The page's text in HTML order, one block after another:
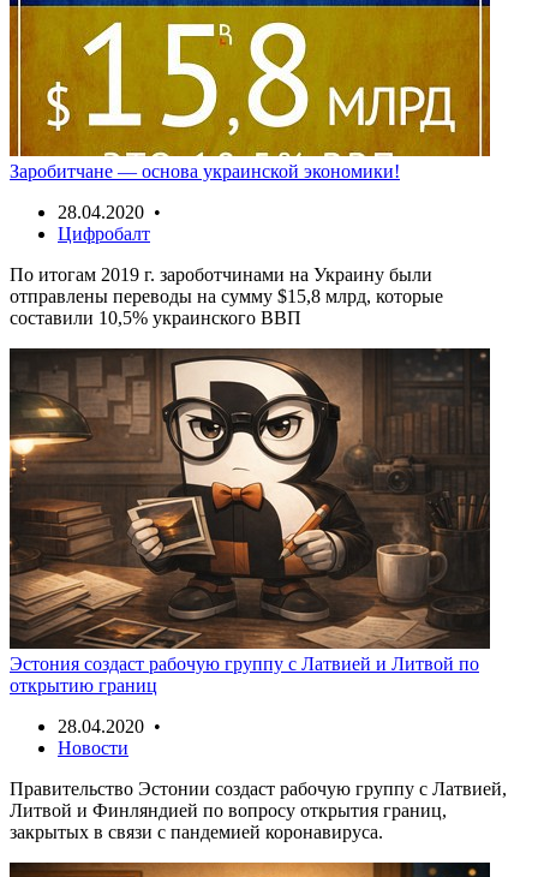
Заробитчане — основа украинской экономики!
28.04.2020 •
Цифробалт
По итогам 2019 г. зароботчинами на Украину были
отправлены переводы на сумму $15,8 млрд, которые
составили 10,5% украинского ВВП
Эстония создаст рабочую группу с Латвией и Литвой по
открытию границ
28.04.2020 •
Новости
Правительство Эстонии создаст рабочую группу с Латвией,
Литвой и Финляндией по вопросу открытия границ,
закрытых в связи с пандемией коронавируса.